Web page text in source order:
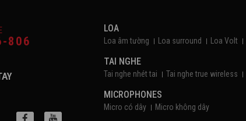
806
LOA
Loa âm tường Loa surround Loa Volt
TAI NGHE
Tai nghe nhét tai Tai nghe true wireless
MICROPHONES
Micro có dây Micro không dây